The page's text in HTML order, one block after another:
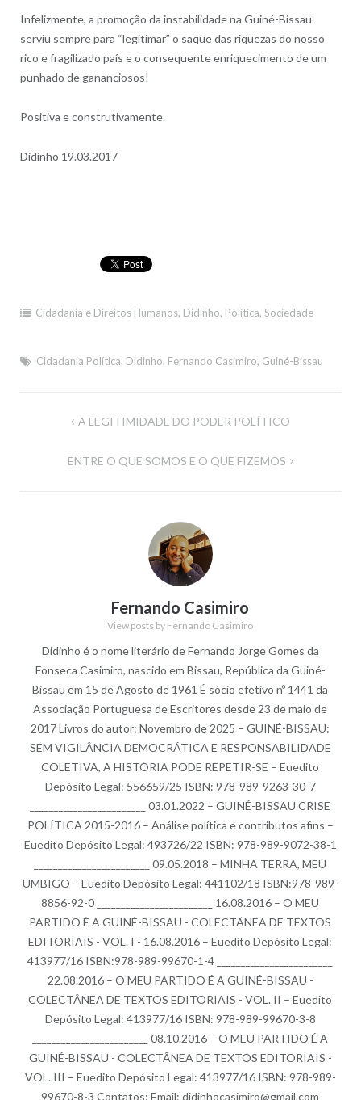
Infelizmente, a promoção da instabilidade na Guiné-Bissau
serviu sempre para “legitimar” o saque das riquezas do nosso
rico e fragilizado país e o consequente enriquecimento de um
punhado de gananciosos!
Positiva e construtivamente.
Didinho 19.03.2017
Cidadania e Direitos Humanos, Didinho, Política, Sociedade
Cidadania Política, Didinho, Fernando Casimiro, Guiné-Bissau
Navegação
artigos
A LEGITIMIDADE DO PODER POLÍTICO
ENTRE O QUE SOMOS E O QUE FIZEMOS
Fernando Casimiro
View posts by Fernando Casimiro
Didinho é o nome literário de Fernando Jorge Gomes da
Fonseca Casimiro, nascido em Bissau, República da Guiné-
Bissau em 15 de Agosto de 1961 É sócio efetivo nº 1441 da
Associação Portuguesa de Escritores desde 23 de maio de
2017 Livros do autor: Novembro de 2025 – GUINÉ-BISSAU:
SEM VIGILÂNCIA DEMOCRÁTICA E RESPONSABILIDADE
COLETIVA, A HISTÓRIA PODE REPETIR-SE – Euedito
Depósito Legal: 556659/25 ISBN: 978-989-9263-30-7
________________________ 03.01.2022 – GUINÉ-BISSAU CRISE
POLÍTICA 2015-2016 – Análise política e contributos afins –
Euedito Depósito Legal: 493726/22 ISBN: 978-989-9072-38-1
________________________ 09.05.2018 – MINHA TERRA, MEU
UMBIGO – Euedito Depósito Legal: 441102/18 ISBN:978-989-
8856-92-0 ________________________ 16.08.2016 – O MEU
PARTIDO É A GUINÉ-BISSAU - COLECTÂNEA DE TEXTOS
EDITORIAIS - VOL. I - 16.08.2016 – Euedito Depósito Legal:
413977/16 ISBN:978-989-99670-1-4 ________________________
22.08.2016 – O MEU PARTIDO É A GUINÉ-BISSAU -
COLECTÂNEA DE TEXTOS EDITORIAIS - VOL. II – Euedito
Depósito Legal: 413977/16 ISBN: 978-989-99670-3-8
________________________ 08.10.2016 – O MEU PARTIDO É A
GUINÉ-BISSAU - COLECTÂNEA DE TEXTOS EDITORIAIS -
VOL. III – Euedito Depósito Legal: 413977/16 ISBN: 978-989-
99670-8-3 Contatos: Email: didinhocasimiro@gmail.com